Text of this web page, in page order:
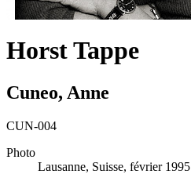
Horst Tappe
Cuneo, Anne
CUN-004
Photo
Lausanne, Suisse, février 1995